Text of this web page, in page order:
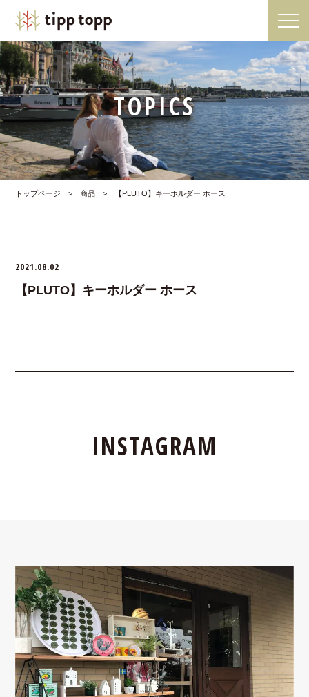
TOPICS
トップページ >商品 > 【PLUTO】キーホルダー ホース
2021.08.02
【PLUTO】キーホルダー ホース
INSTAGRAM